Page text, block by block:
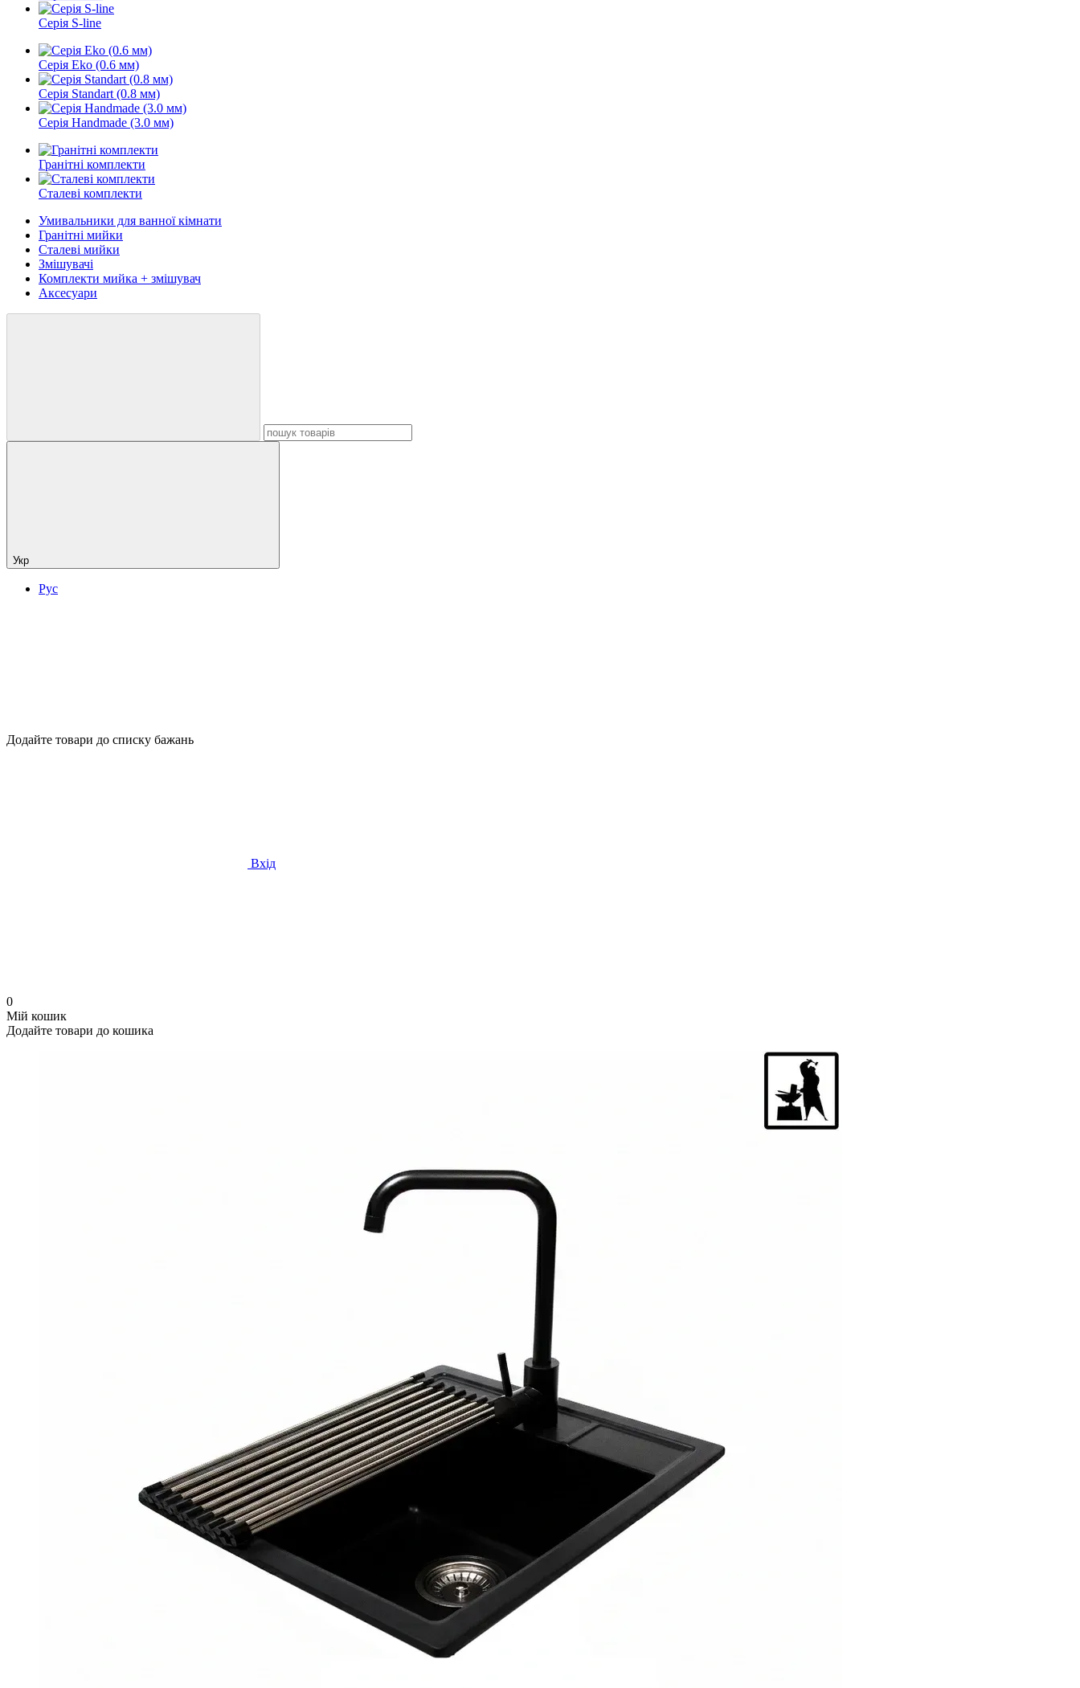
Серія S-line
Серія Eko (0.6 мм)
Серія Standart (0.8 мм)
Серія Handmade (3.0 мм)
Гранітні комплекти
Сталеві комплекти
Умивальники для ванної кімнати
Гранітні мийки
Сталеві мийки
Змішувачі
Комплекти мийка + змішувач
Аксесуари
Укр
Рус
Додайте товари до списку бажань
Вхід
0
Мій кошик
Додайте товари до кошика